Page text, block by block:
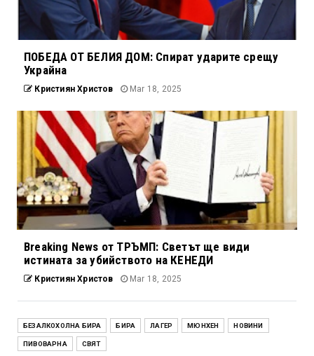
ПОБЕДА ОТ БЕЛИЯ ДОМ: Спират ударите срещу
Украйна
Кристиян Христов Mar 18, 2025
Breaking News от ТРЪМП: Светът ще види
истината за убийството на КЕНЕДИ
Кристиян Христов Mar 18, 2025
БЕЗАЛКОХОЛНА БИРА БИРА ЛАГЕР МЮНХЕН НОВИНИ
ПИВОВАРНА СВЯТ